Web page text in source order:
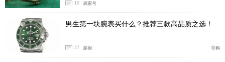
10 表家号
男生第一块腕表买什么？推荐三款高品质之选！
27 原创 导购